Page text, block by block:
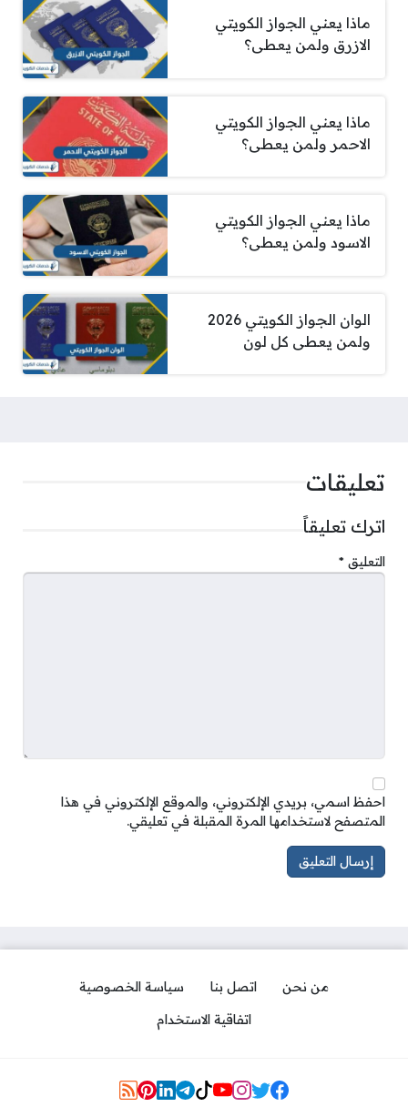
ماذا يعني الجواز الكويتي
الازرق ولمن يعطى؟
ماذا يعني الجواز الكويتي
الاحمر ولمن يعطى؟
ماذا يعني الجواز الكويتي
الاسود ولمن يعطى؟
الوان الجواز الكويتي 2026
ولمن يعطى كل لون
تعليقات
اترك تعليقاً
التعليق *
احفظ اسمي، بريدي الإلكتروني، والموقع الإلكتروني في هذا
المتصفح لاستخدامها المرة المقبلة في تعليقي.
من نحن اتصل بنا
سياسة الخصوصية
اتفاقية الاستخدام
Social Links